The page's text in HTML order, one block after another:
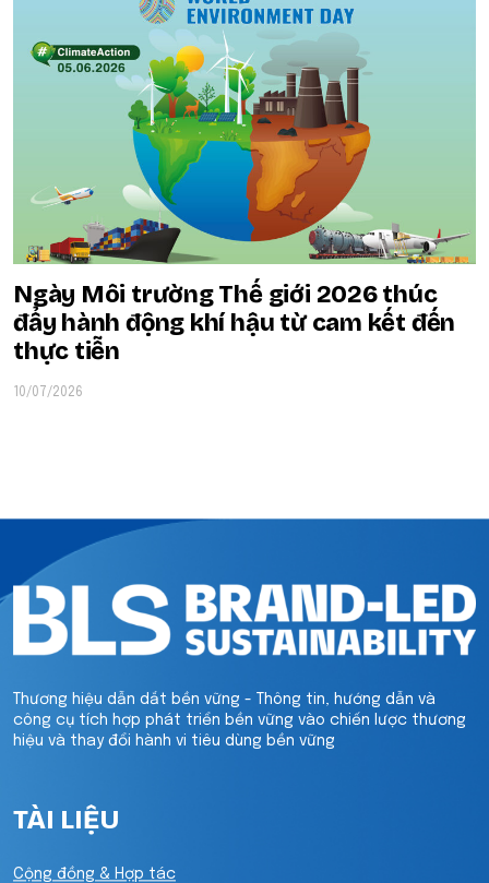
Ngày Môi trường Thế giới 2026 thúc
đẩy hành động khí hậu từ cam kết đến
thực tiễn
10/07/2026
Thương hiệu dẫn dắt bền vững - Thông tin, hướng dẫn và
công cụ tích hợp phát triển bền vững vào chiến lược thương
hiệu và thay đổi hành vi tiêu dùng bền vững
TÀI LIỆU
Cộng đồng & Hợp tác